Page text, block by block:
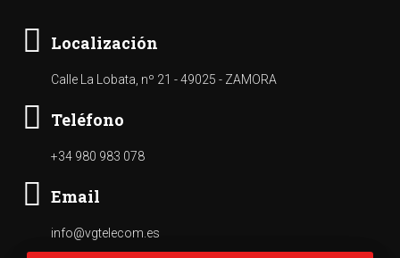
Localización
Calle La Lobata, nº 21 - 49025 - ZAMORA
Teléfono
+34 980 983 078
Email
info@vgtelecom.es